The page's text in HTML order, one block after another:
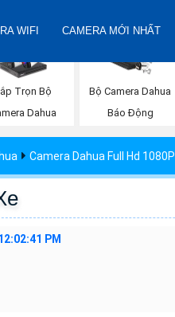
WIFI CAMERA MỚI NHẤT
Trọn Bộ
Dahua
Bộ Camera Dahua
Báo Động
Camera Dahua Full Hd 1080P
PM